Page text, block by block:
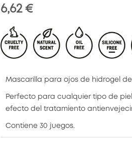
6,62 €
Mascarilla para ojos de hidrogel
Perfecto para cualquier tipo de
efecto del tratamiento
Contiene 30 juegos.